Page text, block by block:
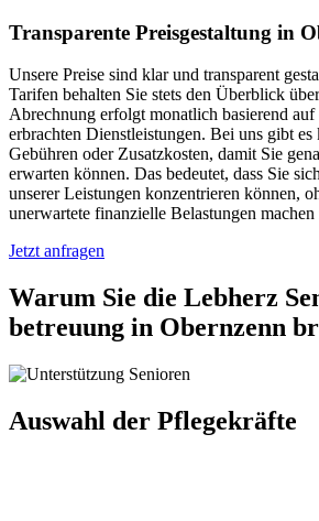
Transparente Preisgestaltung in
Unsere Preise sind klar und transparent
Tarifen behalten Sie stets den Überblick
Abrechnung erfolgt monatlich basierend auf
erbrachten Dienstleistungen. Bei uns gibt es
Gebühren oder Zusatzkosten, damit Sie
erwarten können. Das bedeutet, dass Sie
unserer Leistungen konzentrieren können,
unerwartete finanzielle Belastungen machen
Jetzt anfragen
Warum Sie die Lebherz
betreuung in Obernzenn
Auswahl der Pflegekräfte